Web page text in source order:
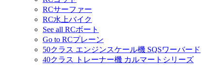
RCサーファー
RC水上バイク
See all RCボート
Go to RCプレーン
50クラス エンジンスケール機 SQSワーバード
40クラス トレーナー機 カルマートシリーズ